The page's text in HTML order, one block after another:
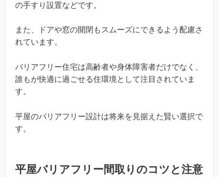
の手すり設置などです。
また、ドアや窓の開閉もスムーズにできるよう配慮さ
れています。
バリアフリー住宅は高齢者や身体障害者だけでなく、
誰もが快適に過ごせる住環境として注目されていま
す。
平屋のバリアフリー設計は将来を見据えた賢い選択で
す。
平屋バリアフリー間取りのコツと注意